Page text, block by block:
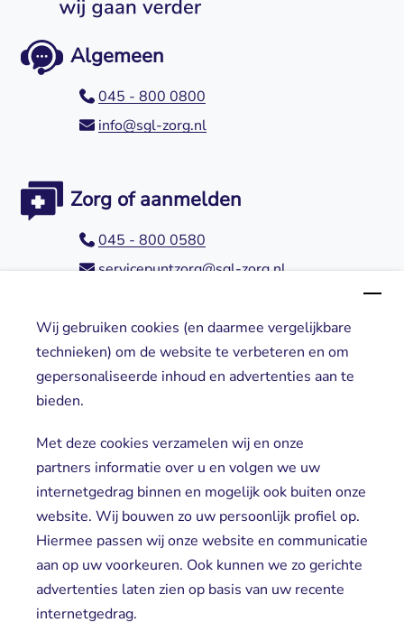
Wij gebruiken cookies (en daarmee vergelijkbare
technieken) om de website te verbeteren en om
gepersonaliseerde inhoud en advertenties aan te
bieden.
Met deze cookies verzamelen wij en onze
partners informatie over u en volgen we uw
internetgedrag binnen en mogelijk ook buiten onze
website. Wij bouwen zo uw persoonlijk profiel op.
Hiermee passen wij onze website en communicatie
aan op uw voorkeuren. Ook kunnen we zo gerichte
advertenties laten zien op basis van uw recente
internetgedrag.
Algemeen
045 - 800 0800
info@sgl-zorg.nl
Zorg of aanmelden
045 - 800 0580
servicepuntzorg@sgl-zorg.nl
Direct naar
Locaties
Vrijwilligers
Aanmelden nieuwsbrief